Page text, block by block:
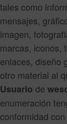
tales como
mensajes,
imagen,
marcas, iconos,
enlaces, diseño
otro material al
Usuario de
enumeración
conformidad